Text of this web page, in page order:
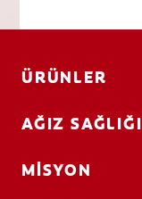
ÜRÜNLER
AĞIZ SAĞLIĞI
MISYON